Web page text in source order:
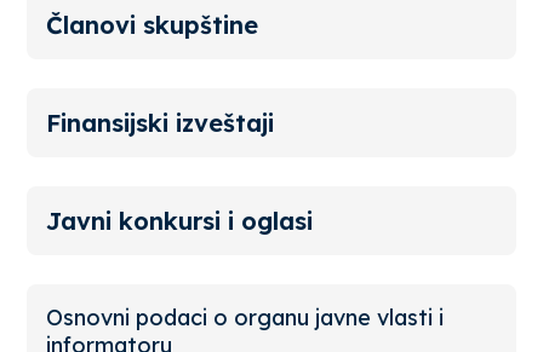
Članovi skupštine
Finansijski izveštaji
Javni konkursi i oglasi
Osnovni podaci o organu javne vlasti i
informatoru